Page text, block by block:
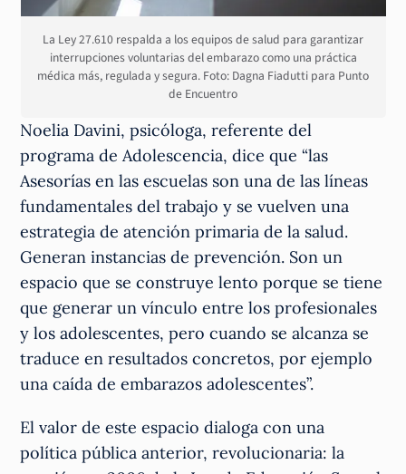
La Ley 27.610 respalda a los equipos de salud para garantizar
interrupciones voluntarias del embarazo como una práctica
médica más, regulada y segura. Foto: Dagna Fiadutti para Punto
de Encuentro
Noelia Davini, psicóloga, referente del
programa de Adolescencia, dice que “las
Asesorías en las escuelas son una de las líneas
fundamentales del trabajo y se vuelven una
estrategia de atención primaria de la salud.
Generan instancias de prevención. Son un
espacio que se construye lento porque se tiene
que generar un vínculo entre los profesionales
y los adolescentes, pero cuando se alcanza se
traduce en resultados concretos, por ejemplo
una caída de embarazos adolescentes”.
El valor de este espacio dialoga con una
política pública anterior, revolucionaria: la